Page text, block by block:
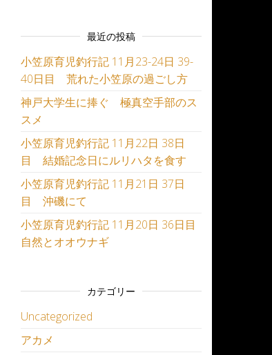
最近の投稿
小笠原育児釣行記 11月23-24日 39-
40日目 荒れた小笠原の過ごし方
神戸大学生に捧ぐ 極真空手部のス
スメ
小笠原育児釣行記 11月22日 38日
目 結婚記念日にルリハタを食す
小笠原育児釣行記 11月21日 37日
目 沖磯にて
小笠原育児釣行記 11月20日 36日目
自然とオオウナギ
カテゴリー
Uncategorized
アカメ